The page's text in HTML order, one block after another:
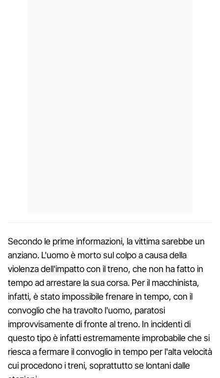
Secondo le prime informazioni, la vittima sarebbe un
anziano. L'uomo è morto sul colpo a causa della
violenza dell'impatto con il treno, che non ha fatto in
tempo ad arrestare la sua corsa. Per il macchinista,
infatti, è stato impossibile frenare in tempo, con il
convoglio che ha travolto l'uomo, paratosi
improvvisamente di fronte al treno. In incidenti di
questo tipo è infatti estremamente improbabile che si
riesca a fermare il convoglio in tempo per l'alta velocità
cui procedono i treni, soprattutto se lontani dalle